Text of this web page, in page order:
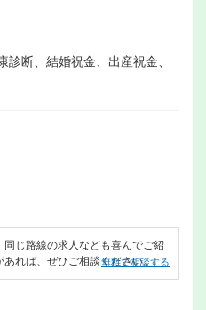
断、結婚祝金、出産祝金、
じ路線の求人なども喜んでご紹
れば、ぜひご相談ください。
無料で相談する